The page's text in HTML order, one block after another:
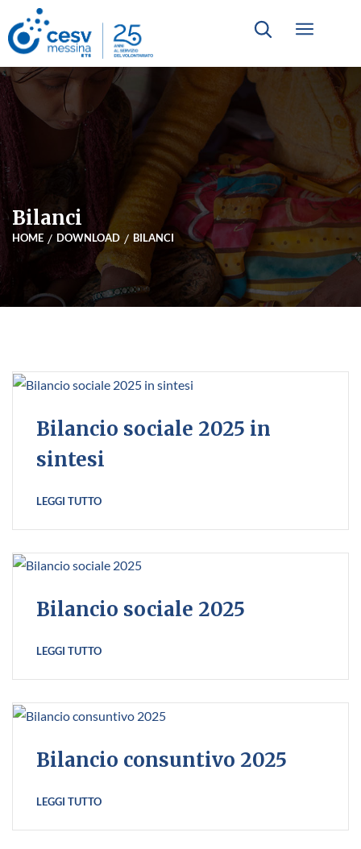
Bilanci
HOME DOWNLOAD BILANCI
Bilancio sociale 2025 in
sintesi
LEGGI TUTTO
Bilancio sociale 2025
LEGGI TUTTO
Bilancio consuntivo 2025
LEGGI TUTTO